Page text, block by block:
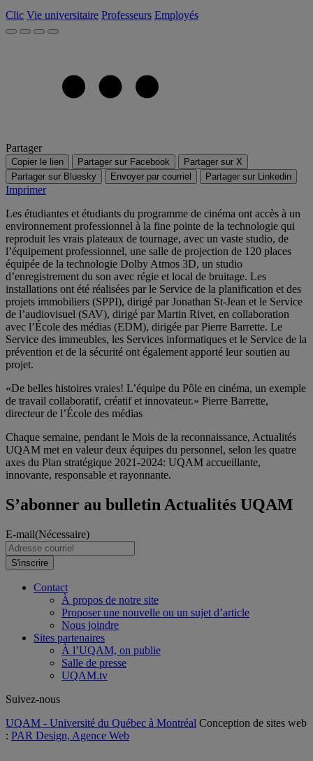
Clic Vie universitaire Professeurs Employés
Partager
Copier le lien Partager sur Facebook
Partager sur X
Partager sur Bluesky
Envoyer par courriel Partager sur Linkedin
Imprimer
Les étudiantes et étudiants du programme de cinéma ont accès à un
environnement professionnel à la fine pointe de la technologie qui
reproduit les vrais plateaux de tournage, avec un vaste studio, de
l’équipement professionnel, une salle de projection de 120 places
équipée de la technologie Dolby Atmos 3D, un studio
d’enregistrement du son avec régie et local de bruitage. Les
installations ont été réalisées par le Service de la planification et des
projets immobiliers (SPPI), dirigé par Jonathan St-Jean et le Service
de l’audiovisuel (SAV), dirigé par Martin Rivet, en collaboration
avec l’École des médias (EDM), dirigée par Pierre Barrette. Le
Service des immeubles, les Services informatiques et le Service de la
prévention et de la sécurité ont également apporté leur soutien au
projet.
«De belles histoires vraies! L’équipe du Pôle en cinéma, un exemple
de travail collaboratif, créatif et innovateur.» Pierre Barrette,
directeur de l’École des médias
Chaque semaine, pendant le Mois de la reconnaissance, Actualités
UQAM met en valeur deux équipes du personnel, selon les quatre
axes du Plan stratégique 2021-2024: UQAM accueillante,
innovante, responsable et rayonnante.
S’abonner au bulletin Actualités UQAM
E-mail(Nécessaire)
S'inscrire
Contact
À propos de notre site
Proposer une nouvelle ou un sujet d’article
Nous joindre
Sites partenaires
À l’UQAM, on publie
Salle de presse
UQAM.tv
Suivez-nous
UQAM - Université du Québec à Montréal Conception de sites web
: PAR Design, Agence Web